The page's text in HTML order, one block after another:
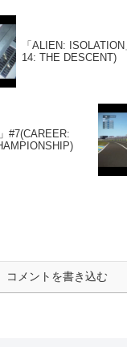
「ALIEN:
14: THE DESCENT)
#7(CAREER:
コメントを書き込む